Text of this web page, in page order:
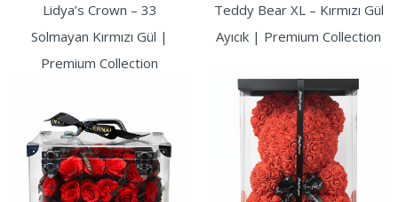
Lidya’s Crown – 33
Solmayan Kırmızı Gül |
Premium Collection
Teddy Bear XL – Kırmızı Gül
Ayıcık | Premium Collection